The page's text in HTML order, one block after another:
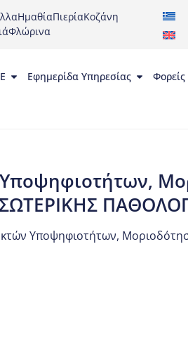
ΗμαθίαΠιερίαΚοζάνη
Φλώρινα
Εφημερίδα Υπηρεσίας Φορείς
Υποψηφιοτήτων,